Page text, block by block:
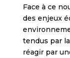
Face à ce
des enjeux
tendus par
réagir par